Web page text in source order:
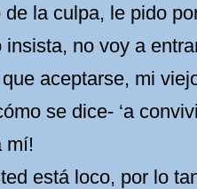
la culpa, le pido
no voy a
aceptarse, mi
se dice- ‘a
mí!
está loco, por lo